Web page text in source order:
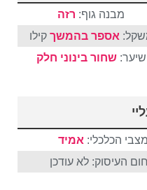
מבנה גוף: רזה
אספר בהמשך קילו
שיער:שחור בינוני חלק
מצבי הכלכלי: אמיד
העיסוק: לא עודכן